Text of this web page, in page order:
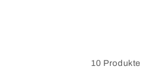
10 Produkte